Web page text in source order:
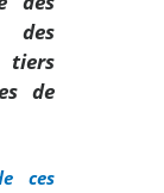
des
tiers
de
ces